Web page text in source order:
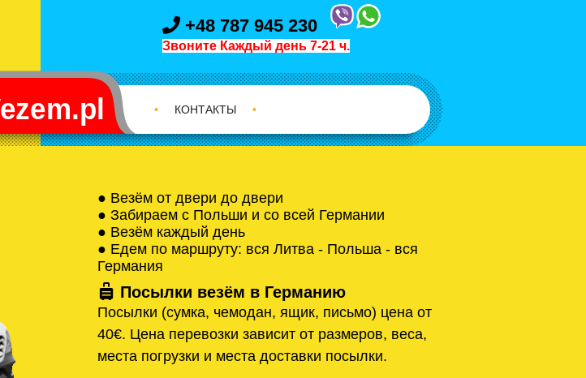
+48 787 945 230
Звоните Каждый день 7-21 ч.
• КОНТАКТЫ •
● Везём от двери до двери
● Забираем с Польши и со всей Германии
● Везём каждый день
● Едем по маршруту: вся Литва - Польша - вся
Германия
Посылки везём в Германию
Посылки (сумка, чемодан, ящик, письмо) цена от
40€. Цена перевозки зависит от размеров, веса,
места погрузки и места доставки посылки.